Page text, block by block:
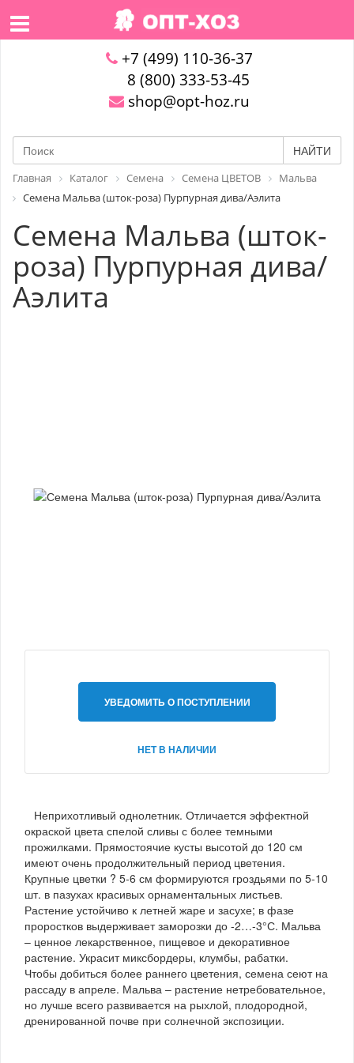
+7 (499) 110-36-37
8 (800) 333-53-45
shop@opt-hoz.ru
НАЙТИ
Главная Каталог Семена Семена ЦВЕТОВ
Мальва
Семена Мальва (шток-роза) Пурпурная дива/Аэлита
Семена Мальва (шток-
роза) Пурпурная дива/
Аэлита
УВЕДОМИТЬ О ПОСТУПЛЕНИИ
НЕТ В НАЛИЧИИ
Неприхотливый однолетник. Отличается эффектной
окраской цвета спелой сливы с более темными
прожилками. Прямостоячие кусты высотой до 120 см
имеют очень продолжительный период цветения.
Крупные цветки ? 5-6 см формируются гроздьями по 5-10
шт. в пазухах красивых орнаментальных листьев.
Растение устойчиво к летней жаре и засухе; в фазе
проростков выдерживает заморозки до -2…-3°С. Мальва
– ценное лекарственное, пищевое и декоративное
растение. Украсит миксбордеры, клумбы, рабатки.
Чтобы добиться более раннего цветения, семена сеют на
рассаду в апреле. Мальва – растение нетребовательное,
но лучше всего развивается на рыхлой, плодородной,
дренированной почве при солнечной экспозиции.